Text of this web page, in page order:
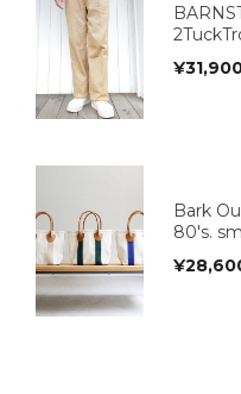
¥
Bark
80's.
¥